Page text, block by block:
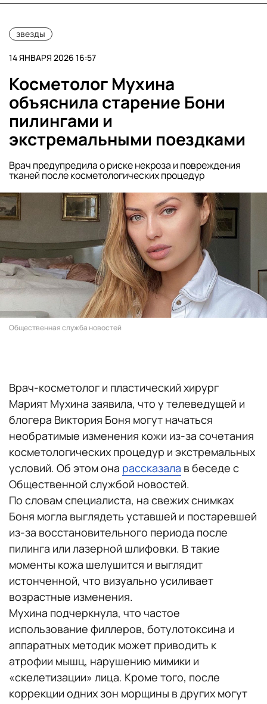
звезды
14 ЯНВАРЯ 2026 16:57
Косметолог Мухина
объяснила старение Бони
пилингами и
экстремальными поездками
Врач предупредила о риске некроза и повреждения
тканей после косметологических процедур
Общественная служба новостей
Врач-косметолог и пластический хирург
Марият Мухина заявила, что у телеведущей и
блогера Виктория Боня могут начаться
необратимые изменения кожи из-за сочетания
косметологических процедур и экстремальных
условий. Об этом она рассказала в беседе с
Общественной службой новостей.
По словам специалиста, на свежих снимках
Боня могла выглядеть уставшей и постаревшей
из-за восстановительного периода после
пилинга или лазерной шлифовки. В такие
моменты кожа шелушится и выглядит
истонченной, что визуально усиливает
возрастные изменения.
Мухина подчеркнула, что частое
использование филлеров, ботулотоксина и
аппаратных методик может приводить к
атрофии мышц, нарушению мимики и
«скелетизации» лица. Кроме того, после
коррекции одних зон морщины в других могут